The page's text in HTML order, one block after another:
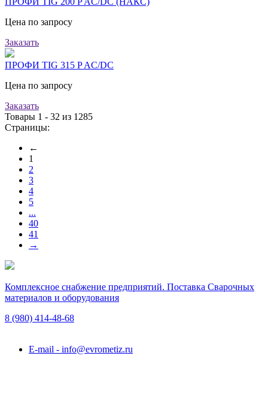
Цена по запросу
Заказать
ПРОФИ TIG 315 P AC/DC
Цена по запросу
Заказать
Товары 1 - 32 из 1285
Страницы:
←
1
2
3
4
5
...
40
41
→
Комплексное снабжение предприятий. Поставка Сварочных
материалов и оборудования
8 (980) 414-48-68
E-mail - info@evrometiz.ru